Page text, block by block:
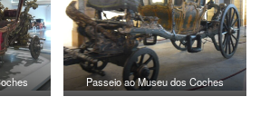
Passeio ao Museu dos Coches